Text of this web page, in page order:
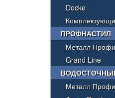
Docke
ПРОФНАСТИЛ
Металл
Grand Line
Металл